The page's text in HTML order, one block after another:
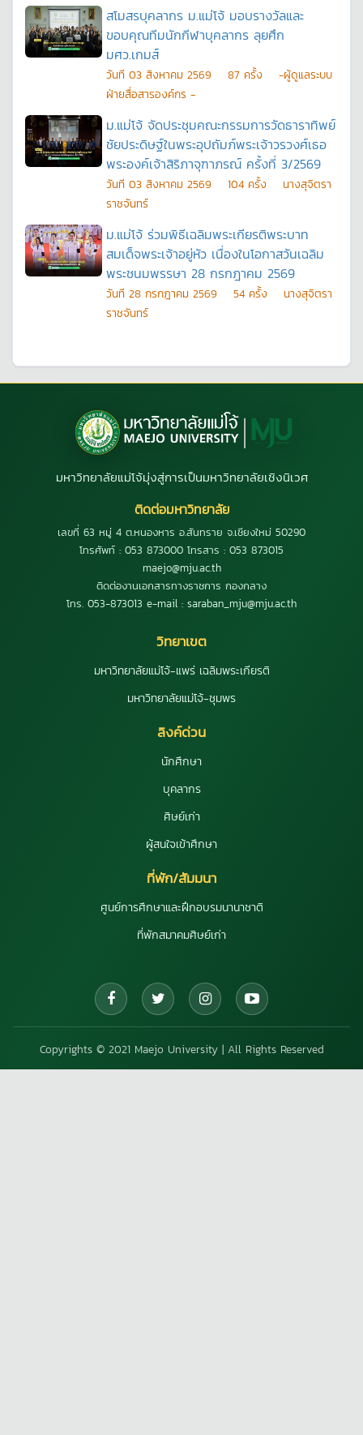
สโมสรบุคลากร ม.แม่โจ้ มอบรางวัลและ
ขอบคุณทีมนักกีฬาบุคลากร ลุยศึก
มศว.เกมส์
วันที 03 สิงหาคม 2569 87 ครั้ง
-ผู้ดูแลระบบ
ฝ่ายสื่อสารองค์กร -
ม.แม่โจ้ จัดประชุมคณะกรรมการวัดธาราทิพย์
ชัยประดิษฐ์ในพระอุปถัมภ์พระเจ้าวรวงศ์เธอ
พระองค์เจ้าสิริภาจุฑาภรณ์ ครั้งที่ 3/2569
วันที 03 สิงหาคม 2569 104 ครั้ง
นางสุจิตรา
ราชจันทร์
ม.แม่โจ้ ร่วมพิธีเฉลิมพระเกียรติพระบาท
สมเด็จพระเจ้าอยู่หัว เนื่องในโอกาสวันเฉลิม
พระชนมพรรษา 28 กรกฎาคม 2569
วันที 28 กรกฎาคม 2569 54 ครั้ง
นางสุจิตรา
ราชจันทร์
มหาวิทยาลัยแม่โจ้มุ่งสู่การเป็นมหาวิทยาลัยเชิงนิเวศ
ติดต่อมหาวิทยาลัย
เลขที่ 63 หมู่ 4 ต.หนองหาร อ.สันทราย จ.เชียงใหม่ 50290
โทรศัพท์ : 053 873000 โทรสาร : 053 873015
maejo@mju.ac.th
ติดต่องานเอกสารทางราชการ กองกลาง
โทร. 053-873013 e-mail : saraban_mju@mju.ac.th
วิทยาเขต
มหาวิทยาลัยแม่โจ้-แพร่ เฉลิมพระเกียรติ
มหาวิทยาลัยแม่โจ้-ชุมพร
ลิงค์ด่วน
นักศึกษา
บุคลากร
ศิษย์เก่า
ผู้สนใจเข้าศึกษา
ที่พัก/สัมมนา
ศูนย์การศึกษาและฝึกอบรมนานาชาติ
ที่พักสมาคมศิษย์เก่า
Copyrights © 2021 Maejo University | All Rights Reserved